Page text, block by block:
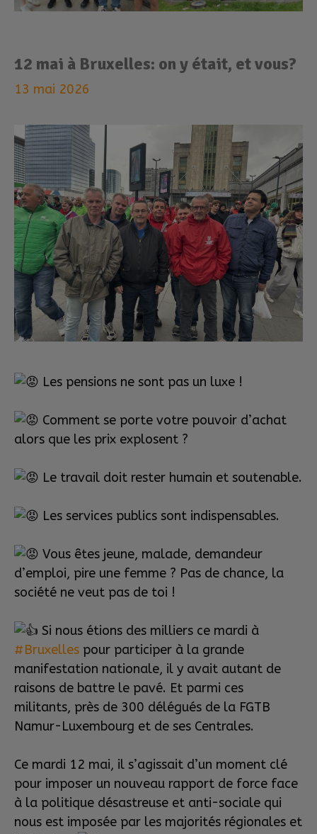
12 mai à Bruxelles: on y était, et vous?
13 mai 2026
Les pensions ne sont pas un luxe !
Comment se porte votre pouvoir d’achat
alors que les prix explosent ?
Le travail doit rester humain et soutenable.
Les services publics sont indispensables.
Vous êtes jeune, malade, demandeur
d’emploi, pire une femme ? Pas de chance, la
société ne veut pas de toi !
Si nous étions des milliers ce mardi à
#Bruxelles pour participer à la grande
manifestation nationale, il y avait autant de
raisons de battre le pavé. Et parmi ces
militants, près de 300 délégués de la FGTB
Namur-Luxembourg et de ses Centrales.
Ce mardi 12 mai, il s’agissait d’un moment clé
pour imposer un nouveau rapport de force face
à la politique désastreuse et anti-sociale qui
nous est imposée par les majorités régionales et